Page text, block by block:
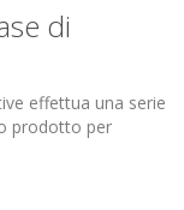
di
effettua una serie
prodotto per